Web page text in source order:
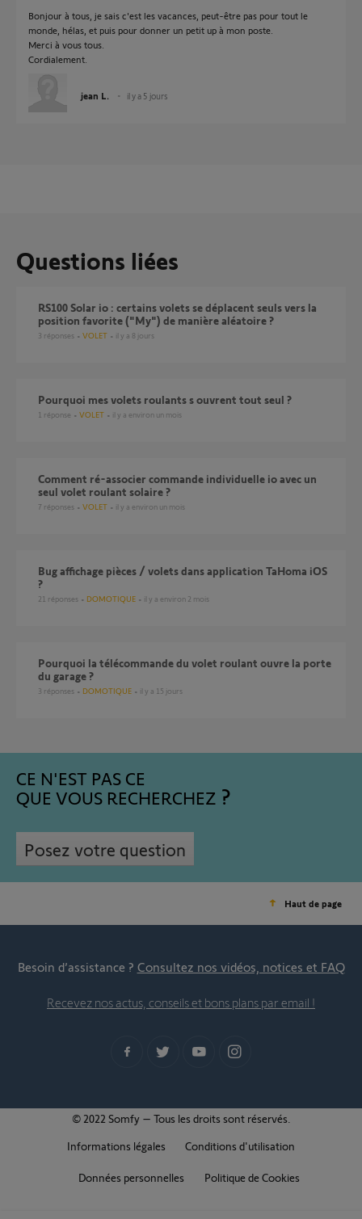
Bonjour à tous, je sais c'est les vacances, peut-être pas pour tout le
monde, hélas, et puis pour donner un petit up à mon poste.
Merci à vous tous.
Cordialement.
jean L. il y a 5 jours
Questions liées
RS100 Solar io : certains volets se déplacent seuls vers la
position favorite ("My") de manière aléatoire ?
3 réponses VOLET il y a 8 jours
pourquoi mes volets roulants s ouvrent tout seul ?
1 réponse VOLET il y a environ un mois
Comment ré-associer commande individuelle io avec un
seul volet roulant solaire ?
7 réponses VOLET il y a environ un mois
Bug affichage pièces / volets dans application TaHoma iOS
?
21 réponses DOMOTIQUE il y a environ 2 mois
pourquoi la télécommande du volet roulant ouvre la porte
du garage ?
3 réponses DOMOTIQUE il y a 15 jours
CE N'EST PAS CE
QUE VOUS RECHERCHEZ
Posez votre question
Haut de page
Besoin d’assistance ? Consultez nos vidéos, notices et FAQ
Recevez nos actus, conseils et bons plans par email !
© 2022 Somfy – Tous les droits sont réservés.
Informations légales
Conditions d'utilisation
Données personnelles Politique de Cookies